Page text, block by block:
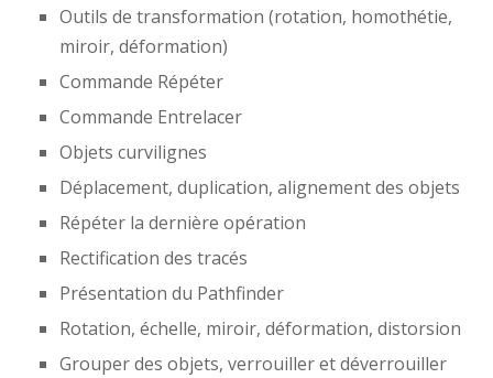
Outils de transformation (rotation, homothétie,
miroir, déformation)
Commande Répéter
Commande Entrelacer
Objets curvilignes
Déplacement, duplication, alignement des objets
Répéter la dernière opération
Rectification des tracés
Présentation du Pathfinder
Rotation, échelle, miroir, déformation, distorsion
Grouper des objets, verrouiller et déverrouiller